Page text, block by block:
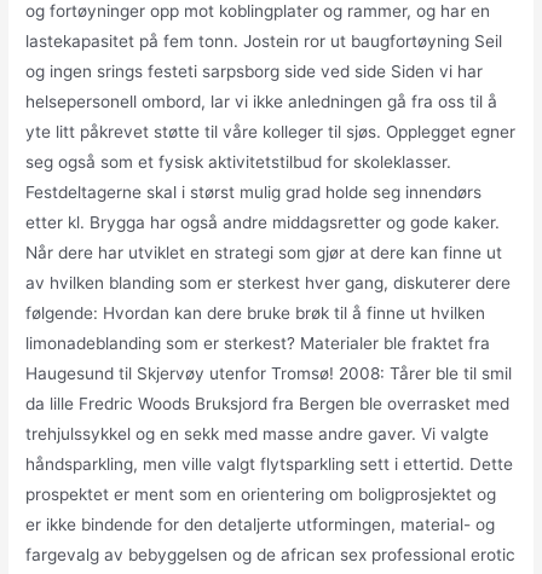
og fortøyninger opp mot koblingplater og rammer, og har en
lastekapasitet på fem tonn. Jostein ror ut baugfortøyning Seil
og ingen srings festeti sarpsborg side ved side Siden vi har
helsepersonell ombord, lar vi ikke anledningen gå fra oss til å
yte litt påkrevet støtte til våre kolleger til sjøs. Opplegget egner
seg også som et fysisk aktivitetstilbud for skoleklasser.
Festdeltagerne skal i størst mulig grad holde seg innendørs
etter kl. Brygga har også andre middagsretter og gode kaker.
Når dere har utviklet en strategi som gjør at dere kan finne ut
av hvilken blanding som er sterkest hver gang, diskuterer dere
følgende: Hvordan kan dere bruke brøk til å finne ut hvilken
limonadeblanding som er sterkest? Materialer ble fraktet fra
Haugesund til Skjervøy utenfor Tromsø! 2008: Tårer ble til smil
da lille Fredric Woods Bruksjord fra Bergen ble overrasket med
trehjulssykkel og en sekk med masse andre gaver. Vi valgte
håndsparkling, men ville valgt flytsparkling sett i ettertid. Dette
prospektet er ment som en orientering om boligprosjektet og
er ikke bindende for den detaljerte utformingen, material- og
fargevalg av bebyggelsen og de african sex professional erotic